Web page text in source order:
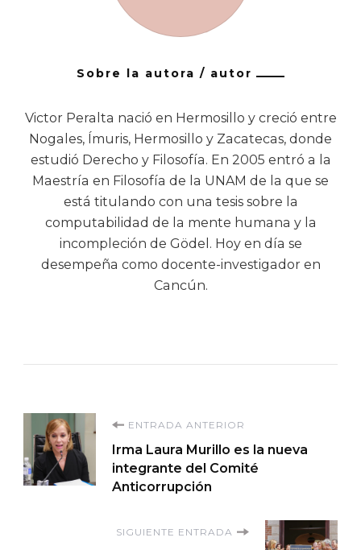
Sobre la autora / autor
Victor Peralta nació en Hermosillo y creció entre
Nogales, Ímuris, Hermosillo y Zacatecas, donde
estudió Derecho y Filosofía. En 2005 entró a la
Maestría en Filosofía de la UNAM de la que se
está titulando con una tesis sobre la
computabilidad de la mente humana y la
incompleción de Gödel. Hoy en día se
desempeña como docente-investigador en
Cancún.
Navegación
de
ENTRADA ANTERIOR
Irma Laura Murillo es la nueva
integrante del Comité
Anticorrupción
SIGUIENTE ENTRADA